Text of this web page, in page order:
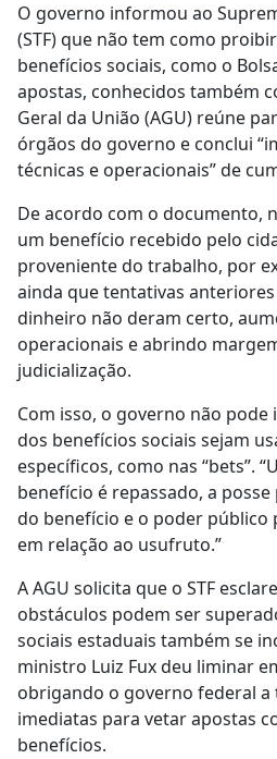
O governo informou ao
(STF) que não tem como
benefícios sociais, como o
apostas, conhecidos também
Geral da União (AGU) reúne
órgãos do governo e conclui
técnicas e operacionais” de
De acordo com o documento,
um benefício recebido pelo
proveniente do trabalho, por
ainda que tentativas
dinheiro não deram certo,
operacionais e abrindo
judicialização.
Com isso, o governo não pode
dos benefícios sociais sejam
específicos, como nas “bets”.
benefício é repassado, a
do benefício e o poder
em relação ao usufruto.”
A AGU solicita que o STF
obstáculos podem ser
sociais estaduais também se
ministro Luiz Fux deu liminar
obrigando o governo federal
imediatas para vetar apostas
benefícios.